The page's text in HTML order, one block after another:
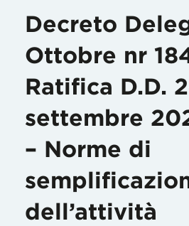
Decreto
Ottobre nr
Ratifica D.D.
settembre
– Norme di
dell’attività